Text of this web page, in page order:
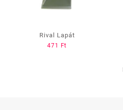
Rival Lapát
471 Ft